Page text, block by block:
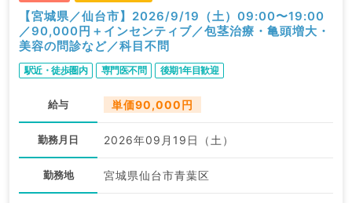
【宮城県／仙台市】2026/9/19（土）09:00〜19:00
／90,000円＋インセンティブ／包茎治療・亀頭増大・
美容の問診など／科目不問
駅近・徒歩圏内 専門医不問 後期1年目歓迎
給与 単価90,000円
勤務月日 2026年09月19日（土）
勤務地 宮城県仙台市青葉区